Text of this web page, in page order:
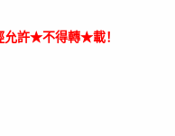
許★不得轉★載！